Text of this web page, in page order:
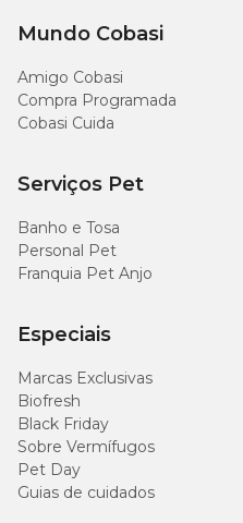
Mundo Cobasi
Amigo Cobasi
Compra Programada
Cobasi Cuida
Serviços Pet
Banho e Tosa
Personal Pet
Franquia Pet Anjo
Especiais
Marcas Exclusivas
Biofresh
Black Friday
Sobre Vermífugos
Pet Day
Guias de cuidados